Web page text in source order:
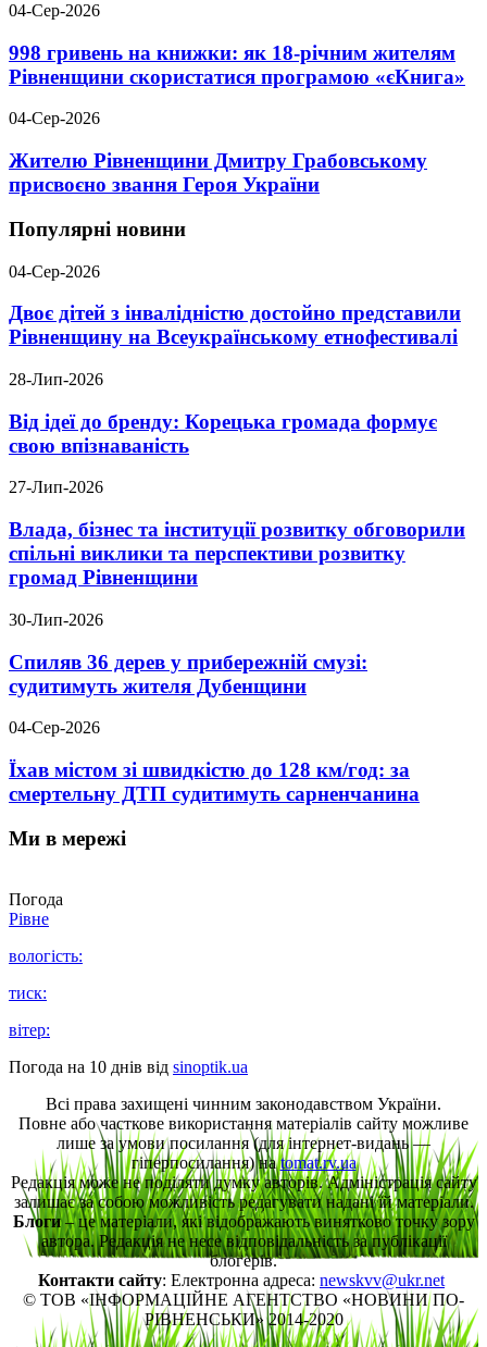
04-Сер-2026
998 гривень на книжки: як 18-річним жителям
Рівненщини скористатися програмою «єКнига»
04-Сер-2026
Жителю Рівненщини Дмитру Грабовському
присвоєно звання Героя України
Популярні новини
04-Сер-2026
Двоє дітей з інвалідністю достойно представили
Рівненщину на Всеукраїнському етнофестивалі
28-Лип-2026
Від ідеї до бренду: Корецька громада формує
свою впізнаваність
27-Лип-2026
Влада, бізнес та інституції розвитку обговорили
спільні виклики та перспективи розвитку
громад Рівненщини
30-Лип-2026
Спиляв 36 дерев у прибережній смузі:
судитимуть жителя Дубенщини
04-Сер-2026
Їхав містом зі швидкістю до 128 км/год: за
смертельну ДТП судитимуть сарненчанина
Ми в мережі
Погода
Рівне
вологість:
тиск:
вітер:
Погода на 10 днів від sinoptik.ua
Всі права захищені чинним законодавством України.
Повне або часткове використання матеріалів сайту можливе
лише за умови посилання (для інтернет-видань —
гіперпосилання) наtomat.rv.ua
Редакція може не поділяти думку авторів. Адміністрація сайту
залишає за собою можливість редагувати надані їй матеріали.
Блоги– це матеріали, які відображають винятково точку зору
автора. Редакція не несе відповідальність за публікації
блогерів.
Контакти сайту: Електронна адреса: newskvv@ukr.net
© ТОВ «ІНФОРМАЦІЙНЕ АГЕНТСТВО «НОВИНИ ПО-
РІВНЕНСЬКИ» 2014-2020